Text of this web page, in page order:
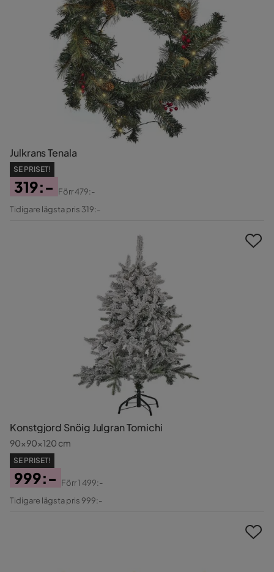
Julkrans Tenala
SE PRISET!
Pris
319:-
Original
Förr479:-
Tidigare lägsta pris 319:-
Konstgjord Snöig Julgran Tomichi
90x90x120 cm
SE PRISET!
Pris
999:-
Original
Förr1 499:-
Tidigare lägsta pris 999:-